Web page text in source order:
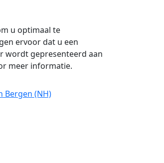
u optimaal te
ervoor dat u een
wordt gepresenteerd aan
meer informatie.
Bergen (NH)